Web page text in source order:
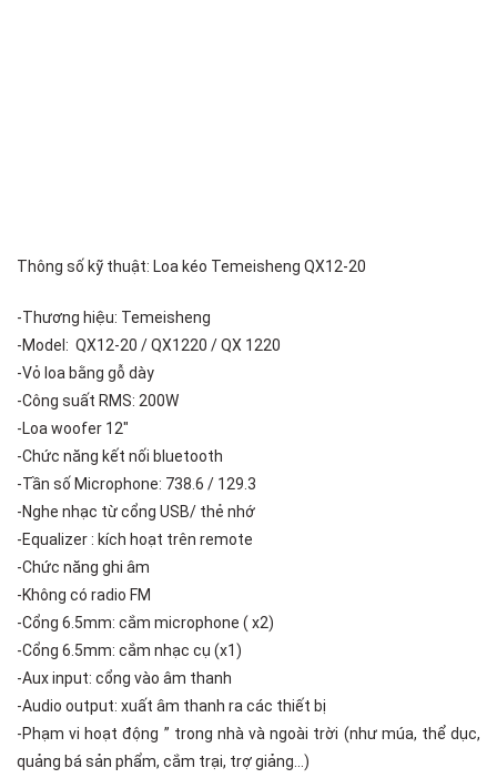
Thông số kỹ thuật: Loa kéo Temeisheng QX12-20
-Thương hiệu: Temeisheng
-Model: QX12-20 / QX1220 / QX 1220
-Vỏ loa bằng gỗ dày
-Công suất RMS: 200W
-Loa woofer 12″
-Chức năng kết nối bluetooth
-Tần số Microphone: 738.6 / 129.3
-Nghe nhạc từ cổng USB/ thẻ nhớ
-Equalizer : kích hoạt trên remote
-Chức năng ghi âm
-Không có radio FM
-Cổng 6.5mm: cắm microphone ( x2)
-Cổng 6.5mm: cắm nhạc cụ (x1)
-Aux input: cổng vào âm thanh
-Audio output: xuất âm thanh ra các thiết bị
-Phạm vi hoạt động ” trong nhà và ngoài trời (như múa, thể dục,
quảng bá sản phẩm, cắm trại, trợ giảng…)